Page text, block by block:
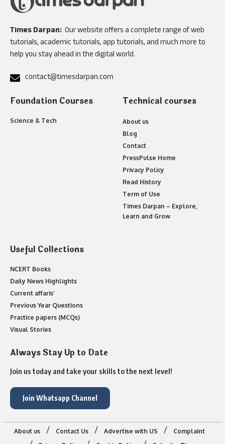
Times Darpan: Our website offers a complete range of web
tutorials, academic tutorials, app tutorials, and much more to
help you stay ahead in the digital world.
contact@timesdarpan.com
Foundation Courses
Science & Tech
Technical courses
About us
Blog
Contact
PressPulse Home
Privacy Policy
Read History
Term of Use
Times Darpan – Explore,
Learn and Grow
Useful Collections
NCERT Books
Daily News Highlights
Current affaris’
Previous Year Questions
Practice papers (MCQs)
Visual Stories
Always Stay Up to Date
Join us today and take your skills to the next level!
Join Whatsapp Channel
About us Contact Us Advertise with US
Complaint